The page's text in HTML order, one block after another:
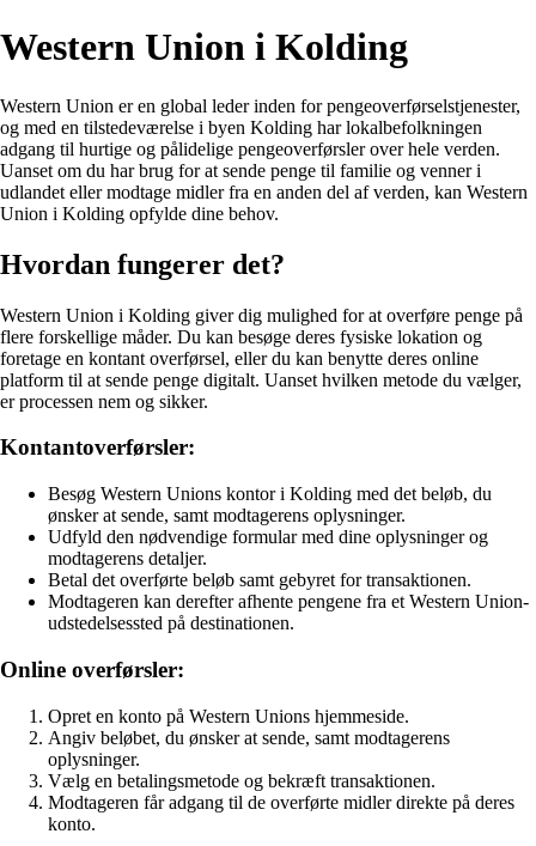
Western Union i Kolding
Western Union er en global leder inden for pengeoverførselstjenester,
og med en tilstedeværelse i byen Kolding har lokalbefolkningen
adgang til hurtige og pålidelige pengeoverførsler over hele verden.
Uanset om du har brug for at sende penge til familie og venner i
udlandet eller modtage midler fra en anden del af verden, kan Western
Union i Kolding opfylde dine behov.
Hvordan fungerer det?
Western Union i Kolding giver dig mulighed for at overføre penge på
flere forskellige måder. Du kan besøge deres fysiske lokation og
foretage en kontant overførsel, eller du kan benytte deres online
platform til at sende penge digitalt. Uanset hvilken metode du vælger,
er processen nem og sikker.
Kontantoverførsler:
Besøg Western Unions kontor i Kolding med det beløb, du
ønsker at sende, samt modtagerens oplysninger.
Udfyld den nødvendige formular med dine oplysninger og
modtagerens detaljer.
Betal det overførte beløb samt gebyret for transaktionen.
Modtageren kan derefter afhente pengene fra et Western Union-
udstedelsessted på destinationen.
Online overførsler:
Opret en konto på Western Unions hjemmeside.
Angiv beløbet, du ønsker at sende, samt modtagerens
oplysninger.
Vælg en betalingsmetode og bekræft transaktionen.
Modtageren får adgang til de overførte midler direkte på deres
konto.